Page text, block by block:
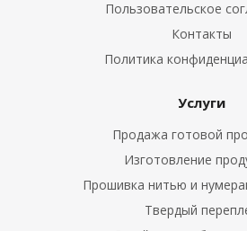
Пользовательское
Контакты
Политика
Услуги
Продажа готовой
Изготовление
Прошивка нитью и
Твердый